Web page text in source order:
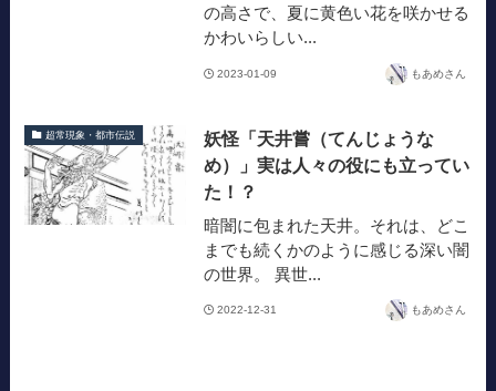
の高さで、夏に黄色い花を咲かせる
かわいらしい...
2023-01-09 もあめさん
超常現象・都市伝説
妖怪「天井嘗（てんじょうな
め）」実は人々の役にも立ってい
た！？
暗闇に包まれた天井。それは、どこ
までも続くかのように感じる深い闇
の世界。 異世...
2022-12-31 もあめさん